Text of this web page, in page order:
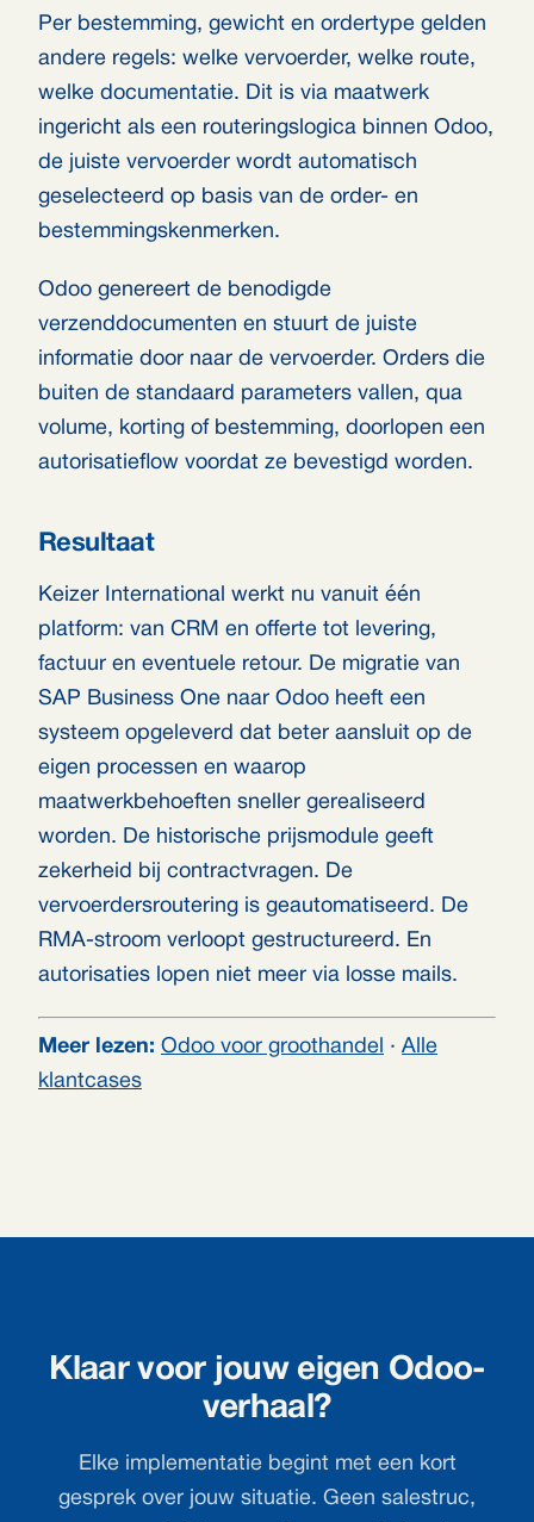
Per bestemming, gewicht en ordertype gelden
andere regels: welke vervoerder, welke route,
welke documentatie. Dit is via maatwerk
ingericht als een routeringslogica binnen Odoo,
de juiste vervoerder wordt automatisch
geselecteerd op basis van de order- en
bestemmingskenmerken.
Odoo genereert de benodigde
verzenddocumenten en stuurt de juiste
informatie door naar de vervoerder. Orders die
buiten de standaard parameters vallen, qua
volume, korting of bestemming, doorlopen een
autorisatieflow voordat ze bevestigd worden.
Resultaat
Keizer International werkt nu vanuit één
platform: van CRM en offerte tot levering,
factuur en eventuele retour. De migratie van
SAP Business One naar Odoo heeft een
systeem opgeleverd dat beter aansluit op de
eigen processen en waarop
maatwerkbehoeften sneller gerealiseerd
worden. De historische prijsmodule geeft
zekerheid bij contractvragen. De
vervoerdersroutering is geautomatiseerd. De
RMA-stroom verloopt gestructureerd. En
autorisaties lopen niet meer via losse mails.
Meer lezen: Odoo voor groothandel · Alle
klantcases
Klaar voor jouw eigen Odoo-
verhaal?
Elke implementatie begint met een kort
gesprek over jouw situatie. Geen salestruc,